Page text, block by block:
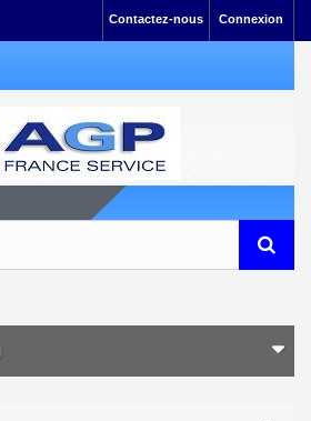
Connexion
Contactez-nous